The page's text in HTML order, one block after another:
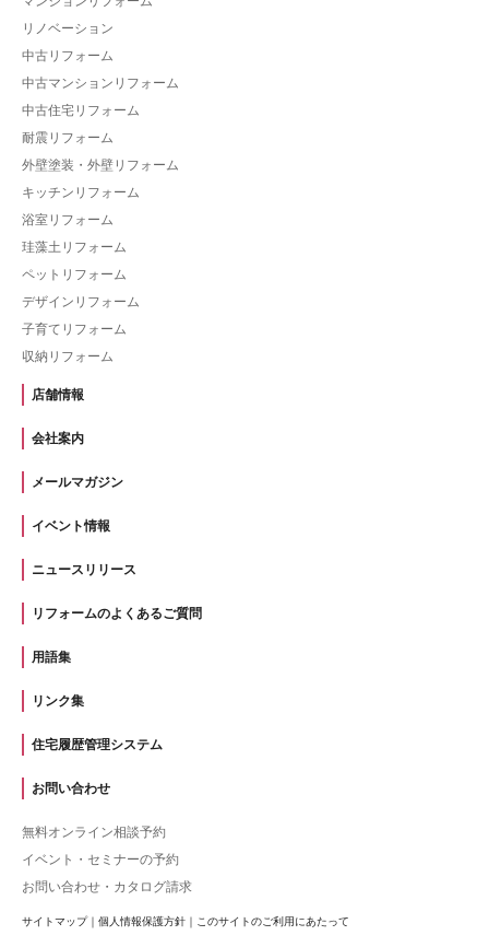
リノベーション
中古リフォーム
中古マンションリフォーム
中古住宅リフォーム
耐震リフォーム
外壁塗装・外壁リフォーム
キッチンリフォーム
浴室リフォーム
珪藻土リフォーム
ペットリフォーム
デザインリフォーム
子育てリフォーム
収納リフォーム
店舗情報
会社案内
メールマガジン
イベント情報
ニュースリリース
リフォームのよくあるご質問
用語集
リンク集
住宅履歴管理システム
お問い合わせ
無料オンライン相談予約
イベント・セミナーの予約
お問い合わせ・カタログ請求
サイトマップ｜ 個人情報保護方針 ｜ このサイトのご利用にあたって